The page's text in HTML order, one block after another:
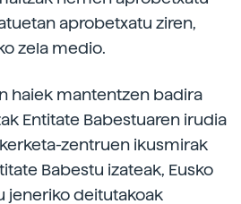
aprobetxatu ziren,
zela medio.
haiek mantentzen badira
Entitate Babestuaren irudia
zentruen ikusmirak
Babestu izateak, Eusko
jeneriko deitutakoak